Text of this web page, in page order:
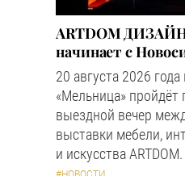
ARTDOM
начинает с
20 августа 2026
«Мельница» пройдёт
выездной вечер
выставки мебели,
и искусства ARTDOM.